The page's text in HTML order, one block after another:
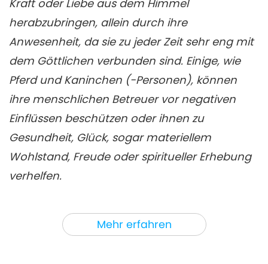
Mehr erfahren
Kraft oder Liebe aus dem Himmel
herabzubringen, allein durch ihre
Anwesenheit, da sie zu jeder Zeit sehr eng mit
dem Göttlichen verbunden sind. Einige, wie
Pferd und Kaninchen (-Personen), können
ihre menschlichen Betreuer vor negativen
Einflüssen beschützen oder ihnen zu
Gesundheit, Glück, sogar materiellem
Wohlstand, Freude oder spiritueller Erhebung
verhelfen.
In der heutigen Sendung „Erforschung der
liebevollen und intelligenten Natur von Tier-